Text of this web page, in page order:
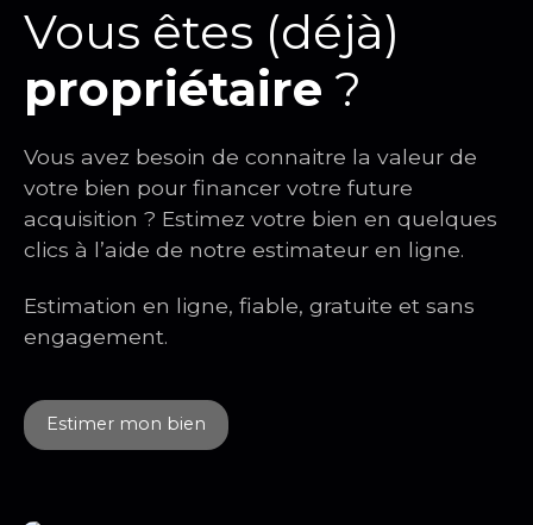
Vous êtes (déjà)
propriétaire ?
Vous avez besoin de connaitre la valeur de
votre bien pour financer votre future
acquisition ? Estimez votre bien en quelques
clics à l’aide de notre estimateur en ligne.
Estimation en ligne, fiable, gratuite et sans
engagement.
Estimer mon bien